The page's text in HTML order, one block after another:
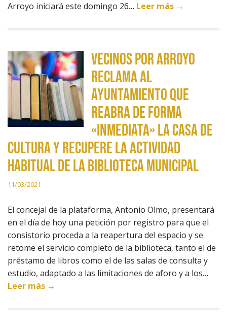
Arroyo iniciará este domingo 26… Leer más →
Vecinos por Arroyo
reclama al
ayuntamiento que
reabra de forma
«inmediata» la Casa de
Cultura y recupere la actividad
habitual de la biblioteca municipal
11/03/2021
El concejal de la plataforma, Antonio Olmo, presentará
en el día de hoy una petición por registro para que el
consistorio proceda a la reapertura del espacio y se
retome el servicio completo de la biblioteca, tanto el de
préstamo de libros como el de las salas de consulta y
estudio, adaptado a las limitaciones de aforo y a los…
Leer más →